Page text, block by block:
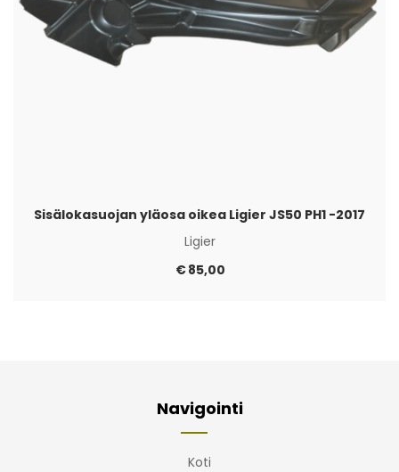
Sisälokasuojan yläosa oikea Ligier JS50 PH1 -2017
Ligier
€85,00
Navigointi
Koti